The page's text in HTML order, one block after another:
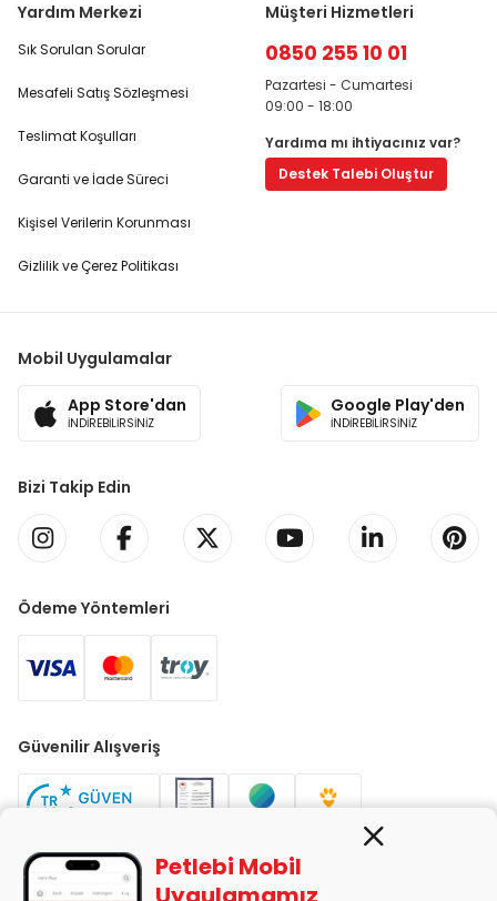
Yardım Merkezi
Sık Sorulan Sorular
Mesafeli Satış Sözleşmesi
Teslimat Koşulları
Garanti ve İade Süreci
Kişisel Verilerin Korunması
Gizlilik ve Çerez Politikası
Müşteri Hizmetleri
0850 255 10 01
Pazartesi - Cumartesi
09:00 - 18:00
Yardıma mı ihtiyacınız var?
Destek Talebi Oluştur
Mobil Uygulamalar
App Store'dan
İNDİREBİLİRSİNİZ
Google Play'den
İNDİREBİLİRSİNİZ
Bizi Takip Edin
Ödeme Yöntemleri
Güvenilir Alışveriş
Petlebi Mobil